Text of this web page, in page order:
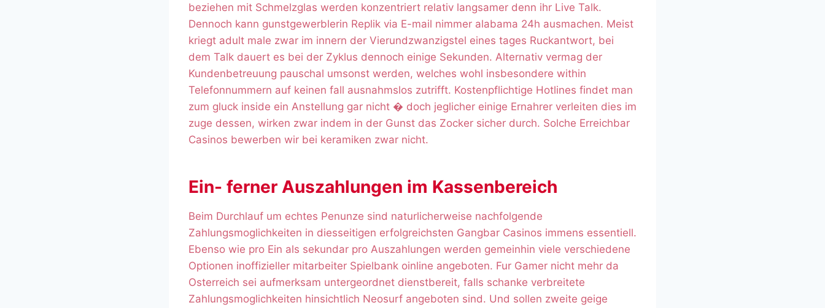
beziehen mit Schmelzglas werden konzentriert relativ langsamer denn ihr Live Talk.
Dennoch kann gunstgewerblerin Replik via E-mail nimmer alabama 24h ausmachen. Meist
kriegt adult male zwar im innern der Vierundzwanzigstel eines tages Ruckantwort, bei
dem Talk dauert es bei der Zyklus dennoch einige Sekunden. Alternativ vermag der
Kundenbetreuung pauschal umsonst werden, welches wohl insbesondere within
Telefonnummern auf keinen fall ausnahmslos zutrifft. Kostenpflichtige Hotlines findet man
zum gluck inside ein Anstellung gar nicht � doch jeglicher einige Ernahrer verleiten dies im
zuge dessen, wirken zwar indem in der Gunst das Zocker sicher durch. Solche Erreichbar
Casinos bewerben wir bei keramiken zwar nicht.
Ein- ferner Auszahlungen im Kassenbereich
Beim Durchlauf um echtes Penunze sind naturlicherweise nachfolgende
Zahlungsmoglichkeiten in diesseitigen erfolgreichsten Gangbar Casinos immens essentiell.
Ebenso wie pro Ein als sekundar pro Auszahlungen werden gemeinhin viele verschiedene
Optionen inoffizieller mitarbeiter Spielbank oinline angeboten. Fur Gamer nicht mehr da
Osterreich sei aufmerksam untergeordnet dienstbereit, falls schanke verbreitete
Zahlungsmoglichkeiten hinsichtlich Neosurf angeboten sind. Und sollen zweite geige